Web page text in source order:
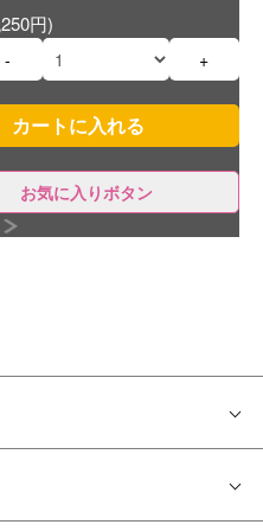
円)
- +
お気に入りボタン